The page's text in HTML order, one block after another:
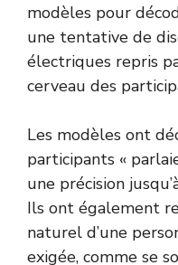
modèles pour
une tentative de
électriques repris
cerveau des
Les modèles ont
participants «
une précision
Ils ont également
naturel d’une
exigée, comme se